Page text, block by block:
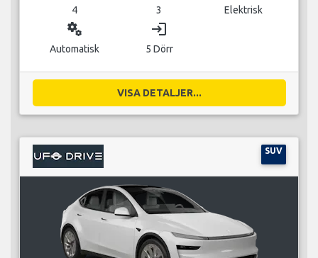
4 3 Elektrisk
miscellaneous_services
Automatisk
login
5 Dörr
VISA DETALJER...
SUV